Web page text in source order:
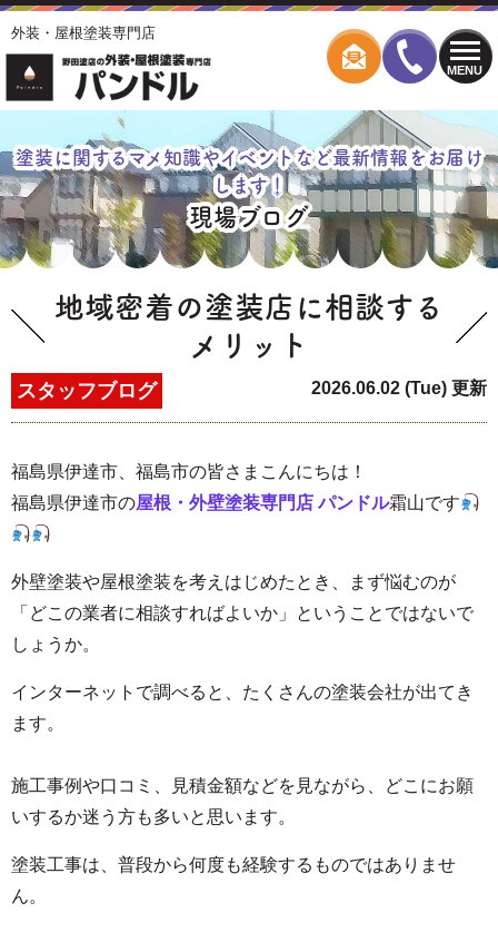
MENU
外装・屋根塗装専門店
塗装に関するマメ知識やイベントなど最新情報をお届け
します！
現場ブログ
地域密着の塗装店に相談する
メリット
スタッフブログ 2026.06.02 (Tue) 更新
福島県伊達市、福島市の皆さまこんにちは！
福島県伊達市の屋根・外壁塗装専門店 パンドル霜山です
外壁塗装や屋根塗装を考えはじめたとき、まず悩むのが
「どこの業者に相談すればよいか」ということではないで
しょうか。
インターネットで調べると、たくさんの塗装会社が出てき
ます。
施工事例や口コミ、見積金額などを見ながら、どこにお願
いするか迷う方も多いと思います。
塗装工事は、普段から何度も経験するものではありませ
ん。